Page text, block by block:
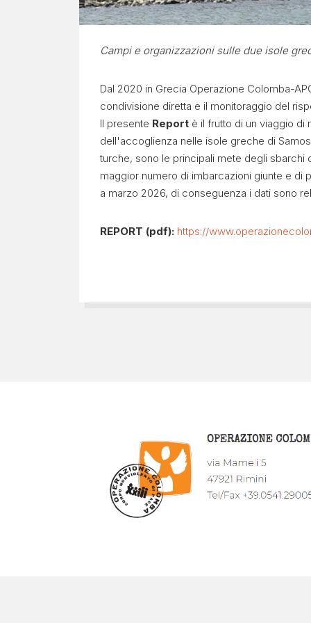
Campi e organizzazioni sulle due isole
Dal 2020 in Grecia Operazione Colomba-
condivisione diretta e il monitoraggio del
Il presente Report è il frutto di un viaggio
dell'accoglienza nelle isole greche di
turche, sono le principali mete degli sbarchi
maggior numero di imbarcazioni giunte e di
a marzo 2026, di conseguenza i dati sono
REPORT (pdf): https://